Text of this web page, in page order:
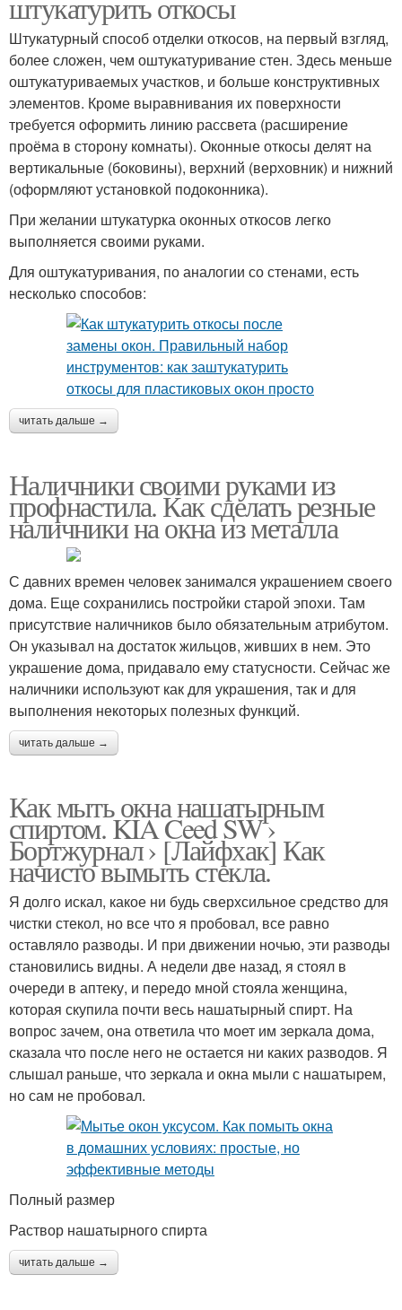
штукатурить откосы
Штукатурный способ отделки откосов, на первый взгляд,
более сложен, чем оштукатуривание стен. Здесь меньше
оштукатуриваемых участков, и больше конструктивных
элементов. Кроме выравнивания их поверхности
требуется оформить линию рассвета (расширение
проёма в сторону комнаты). Оконные откосы делят на
вертикальные (боковины), верхний (верховник) и нижний
(оформляют установкой подоконника).
При желании штукатурка оконных откосов легко
выполняется своими руками.
Для оштукатуривания, по аналогии со стенами, есть
несколько способов:
читать дальше →
Наличники своими руками из
профнастила. Как сделать резные
наличники на окна из металла
С давних времен человек занимался украшением своего
дома. Еще сохранились постройки старой эпохи. Там
присутствие наличников было обязательным атрибутом.
Он указывал на достаток жильцов, живших в нем. Это
украшение дома, придавало ему статусности. Сейчас же
наличники используют как для украшения, так и для
выполнения некоторых полезных функций.
читать дальше →
Как мыть окна нашатырным
спиртом. KIA Ceed SW ›
Бортжурнал › [Лайфхак] Как
начисто вымыть стекла.
Я долго искал, какое ни будь сверхсильное средство для
чистки стекол, но все что я пробовал, все равно
оставляло разводы. И при движении ночью, эти разводы
становились видны. А недели две назад, я стоял в
очереди в аптеку, и передо мной стояла женщина,
которая скупила почти весь нашатырный спирт. На
вопрос зачем, она ответила что моет им зеркала дома,
сказала что после него не остается ни каких разводов. Я
слышал раньше, что зеркала и окна мыли с нашатырем,
но сам не пробовал.
Полный размер
Раствор нашатырного спирта
читать дальше →